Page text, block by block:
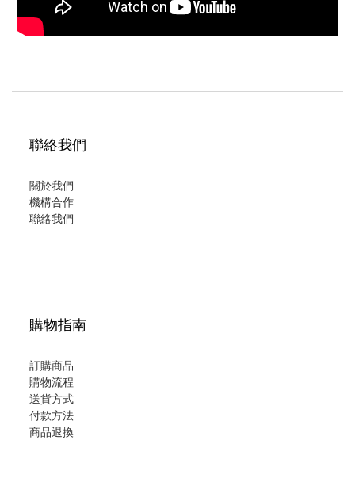
聯絡我們
關於我們
機構合作
聯絡我們
購物指南
訂購商品
購物流程
送貨方式
付款方法
商品退換